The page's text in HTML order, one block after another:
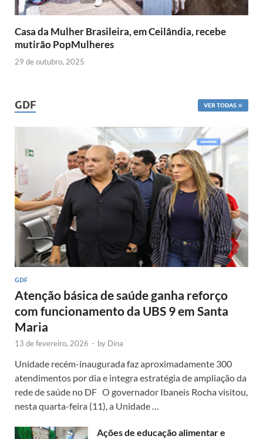
Casa da Mulher Brasileira, em Ceilândia, recebe
mutirão PopMulheres
29 de outubro, 2025
GDF VER TODAS
GDF
Atenção básica de saúde ganha reforço
com funcionamento da UBS 9 em Santa
Maria
13 de fevereiro, 2026 - by Dina
Unidade recém-inaugurada faz aproximadamente 300
atendimentos por dia e integra estratégia de ampliação da
rede de saúde no DF O governador Ibaneis Rocha visitou,
nesta quarta-feira (11), a Unidade …
Ações de educação alimentar e